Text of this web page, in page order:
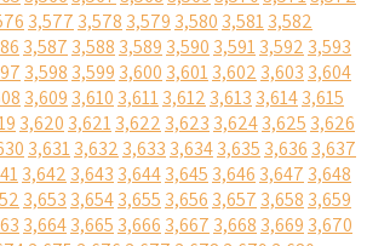
3,577 3,578 3,579 3,580 3,5813,582
3,587 3,588 3,589 3,590 3,5913,592 3,593
3,598 3,599 3,600 3,6013,602 3,603 3,604
3,609 3,610 3,6113,612 3,613 3,6143,615
3,620 3,6213,622 3,623 3,6243,625 3,626
3,6313,632 3,633 3,6343,635 3,636 3,637
3,642 3,643 3,6443,645 3,646 3,647 3,648
3,653 3,6543,655 3,656 3,657 3,658 3,659
3,6643,665 3,666 3,667 3,668 3,669 3,670